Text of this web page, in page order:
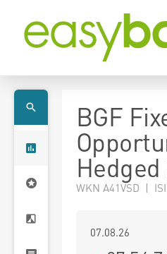
BGF
Hedged
WKN A41VSD |
07.08.26